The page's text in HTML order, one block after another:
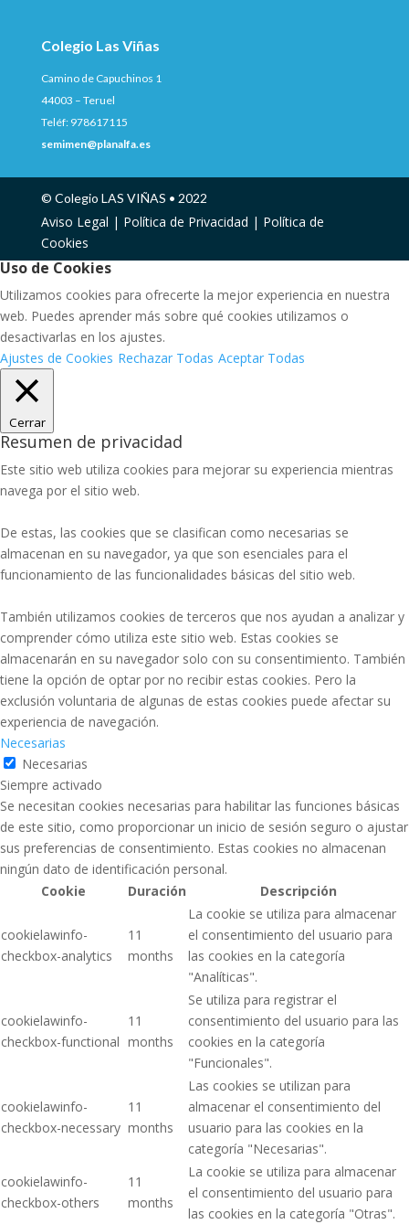
Colegio Las Viñas
Camino de Capuchinos 1
44003 – Teruel
Teléf: 978617115
semimen@planalfa.es
© Colegio LAS VIÑAS • 2022
Aviso Legal | Política de Privacidad | Política de
Cookies
Uso de Cookies
Utilizamos cookies para ofrecerte la mejor experiencia en nuestra
web. Puedes aprender más sobre qué cookies utilizamos o
desactivarlas en los ajustes.
Ajustes de Cookies Rechazar Todas Aceptar Todas
Cerrar
Resumen de privacidad
Este sitio web utiliza cookies para mejorar su experiencia mientras
navega por el sitio web.
De estas, las cookies que se clasifican como necesarias se
almacenan en su navegador, ya que son esenciales para el
funcionamiento de las funcionalidades básicas del sitio web.
También utilizamos cookies de terceros que nos ayudan a analizar y
comprender cómo utiliza este sitio web. Estas cookies se
almacenarán en su navegador solo con su consentimiento. También
tiene la opción de optar por no recibir estas cookies. Pero la
exclusión voluntaria de algunas de estas cookies puede afectar su
experiencia de navegación.
Necesarias
Necesarias
Siempre activado
Se necesitan cookies necesarias para habilitar las funciones básicas
de este sitio, como proporcionar un inicio de sesión seguro o ajustar
sus preferencias de consentimiento. Estas cookies no almacenan
ningún dato de identificación personal.
Cookie
Duración Descripción
cookielawinfo-
checkbox-analytics
11
months
La cookie se utiliza para almacenar
el consentimiento del usuario para
las cookies en la categoría
"Analíticas".
cookielawinfo-
checkbox-functional
11
months
Se utiliza para registrar el
consentimiento del usuario para las
cookies en la categoría
"Funcionales".
cookielawinfo-
checkbox-necessary
11
months
Las cookies se utilizan para
almacenar el consentimiento del
usuario para las cookies en la
categoría "Necesarias".
cookielawinfo-
checkbox-others
11
months
La cookie se utiliza para almacenar
el consentimiento del usuario para
las cookies en la categoría "Otras".